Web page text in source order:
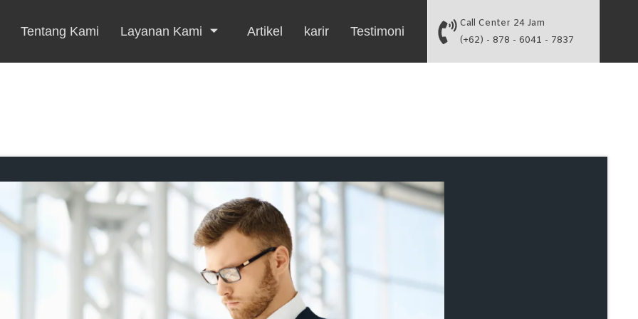
Tentang Kami Layanan Kami Artikel karir Testimoni
Call Center 24 Jam
(+62) - 878 - 6041 - 7837